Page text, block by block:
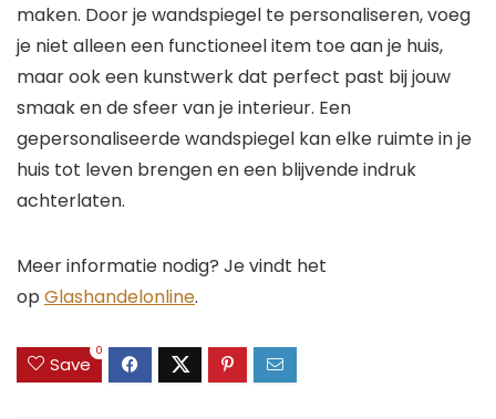
maken. Door je wandspiegel te personaliseren, voeg
je niet alleen een functioneel item toe aan je huis,
maar ook een kunstwerk dat perfect past bij jouw
smaak en de sfeer van je interieur. Een
gepersonaliseerde wandspiegel kan elke ruimte in je
huis tot leven brengen en een blijvende indruk
achterlaten.
Meer informatie nodig? Je vindt het
op Glashandelonline.
Save
0